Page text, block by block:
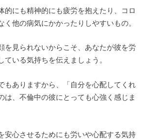
的にも精神的にも疲労を抱えたり、コロ
く他の病気にかかったりしやすいもの。
を見られないからこそ、あなたが彼を労
ている気持ちを伝えましょう。
もありますから、「自分を心配してくれ
は、不倫中の彼にとっても心強く感じま
安心させるためにも労いや心配する気持